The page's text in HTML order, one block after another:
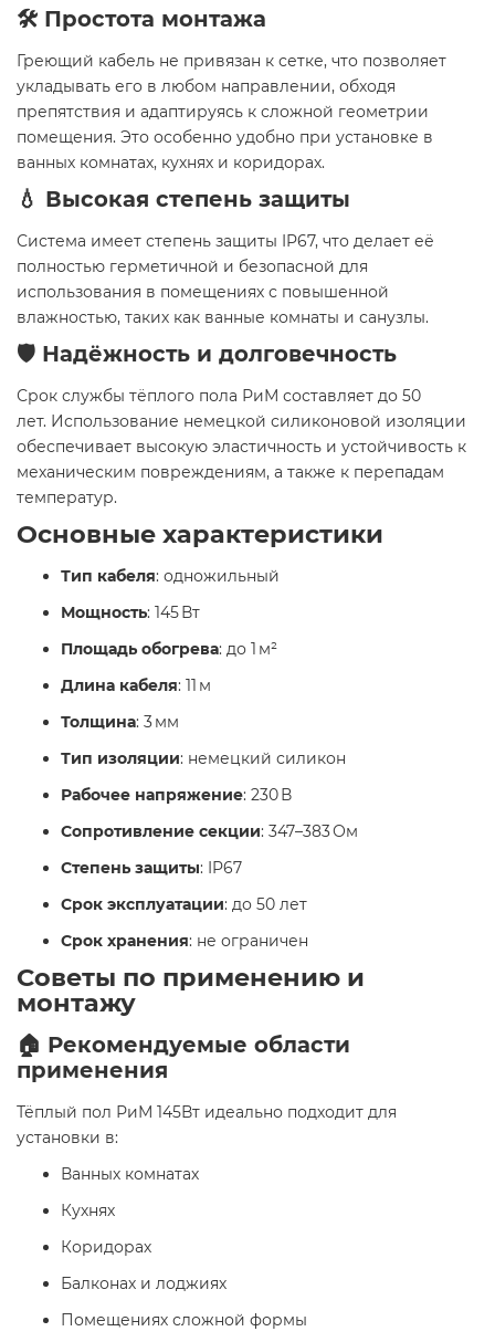
🛠️ Простота монтажа
Греющий кабель не привязан к сетке, что позволяет
укладывать его в любом направлении, обходя
препятствия и адаптируясь к сложной геометрии
помещения. Это особенно удобно при установке в
ванных комнатах, кухнях и коридорах.
💧 Высокая степень защиты
Система имеет степень защиты IP67, что делает её
полностью герметичной и безопасной для
использования в помещениях с повышенной
влажностью, таких как ванные комнаты и санузлы.
🛡️ Надёжность и долговечность
Срок службы тёплого пола РиМ составляет до 50
лет. Использование немецкой силиконовой изоляции
обеспечивает высокую эластичность и устойчивость к
механическим повреждениям, а также к перепадам
температур.
Основные характеристики
Тип кабеля: одножильный
Мощность: 145 Вт
Площадь обогрева: до 1 м²
Длина кабеля: 11 м
Толщина: 3 мм
Тип изоляции: немецкий силикон
Рабочее напряжение: 230 В
Сопротивление секции: 347–383 Ом
Степень защиты: IP67
Срок эксплуатации: до 50 лет
Срок хранения: не ограничен
Советы по применению и
монтажу
🏠 Рекомендуемые области
применения
Тёплый пол РиМ 145Вт идеально подходит для
установки в:
Ванных комнатах
Кухнях
Коридорах
Балконах и лоджиях
Помещениях сложной формы